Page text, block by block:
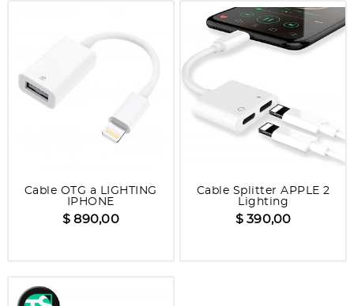
Cable OTG a LIGHTING
IPHONE
$ 890,00
Cable Splitter APPLE 2
Lighting
$ 390,00